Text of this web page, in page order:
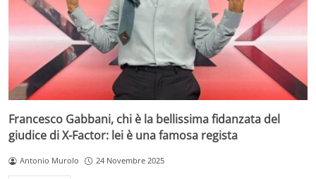
Francesco Gabbani, chi è la bellissima fidanzata del
giudice di X-Factor: lei è una famosa regista
Antonio Murolo 24 Novembre 2025